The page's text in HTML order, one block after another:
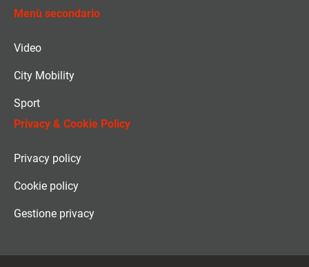
Menù secondario
Video
City Mobility
Sport
Privacy & Cookie Policy
Privacy policy
Cookie policy
Gestione privacy